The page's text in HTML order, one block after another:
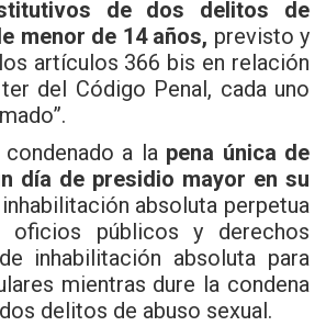
de dos delitos de
menor de 14 años, previsto y
artículos 366 bis en relación
del Código Penal, cada uno
a lapena única de
día de presidio mayor en su
absoluta perpetua
oficios públicos y derechos
inhabilitación absoluta para
mientras dure la condena
delitos de abuso sexual.